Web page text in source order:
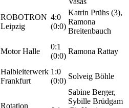
ROBOTRON
Leipzig
4:0
(0:0)
Katrin Prühs (3),
Ramona
Breitenbauch
Motor Halle
0:1
(0:0)
Ramona Rattay
Halbleiterwerk
Frankfurt
1:0
(0:0)
Solveig Böhle
Rotation
Sabine Berger,
Sybille Brüdgam